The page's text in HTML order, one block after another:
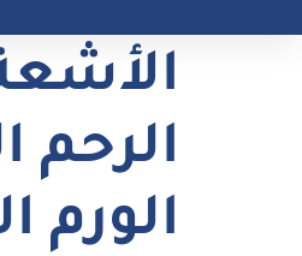
الرحم
الورم